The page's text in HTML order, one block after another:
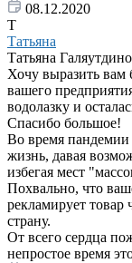
08.12.2020
Т
Татьяна
Татьяна
Хочу выразить вам
вашего
водолазку и
Спасибо большое!
Во время пандемии
жизнь, давая
избегая мест
Похвально, что
рекламирует
страну.
От всего сердца
непростое время